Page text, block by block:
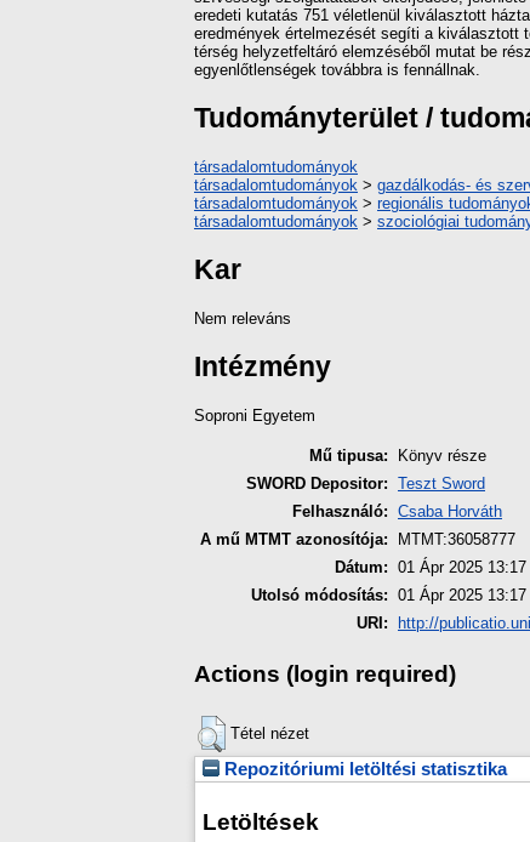
eredeti kutatás 751 véletlenül kiválasztott
eredmények értelmezését segíti a kiválasztott
térség helyzetfeltáró elemzéséből mutat be
egyenlőtlenségek továbbra is fennállnak.
Tudományterület /
társadalomtudományok
társadalomtudományok > gazdálkodás- és
társadalomtudományok > regionális
társadalomtudományok > szociológiai
Kar
Nem releváns
Intézmény
Soproni Egyetem
Mű tipusa:
Könyv része
SWORD Depositor: Teszt Sword
Felhasználó: Csaba Horváth
A mű MTMT azonosítója:
MTMT:36058777
Dátum: 01 Ápr 2025 13:17
Utolsó módosítás: 01 Ápr 2025 13:17
URI:
http://
Actions (login required)
Tétel nézet
Repozitóriumi letöltési statisztika
Letöltések